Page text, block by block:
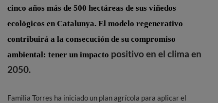
cinco años más de 500 hectáreas de sus viñedos
ecológicos en Catalunya. El modelo regenerativo
contribuirá a la consecución de su compromiso
ambiental: tener un impacto positivo en el clima en
2050.
Familia Torres ha iniciado un plan agrícola para aplicar el